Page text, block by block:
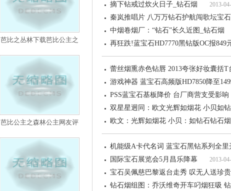
芭比之丛林下载芭比公主之
芭比公主之森林公主网友评
摘下钻戒过炊火日子_钻石烟 2013-04-
秦岚推唱片 八万万钻石护航闯歌坛宝石
中烟卷烟厂：“钻石”长久近图_钻石烟
再狂跌!蓝宝石HD7770黑钻版OC报849
蕾丝烟熏赤色钻唇 2013夸张好妆囊括T
游戏神器 蓝宝石高频版HD7850降至
PSS蓝宝石基板降价 台厂商营支受影响
双星星迥同：欧文光辉如烟花 小贝如
欧文：光辉如烟花 小贝：如钻石钻石烟
机能级A卡代名词 蓝宝石黑钻系列全里
国际宝石展览会5月昌乐降幕 2013-04-
宝石吴佩慈巴黎返台走秀 叹无人送珍
钻石烟组图：乔沃维奇开车叼烟狂吸